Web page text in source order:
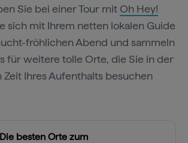
Sie bei einer Tour mit Oh Hey!
sich mit Ihrem netten lokalen Guide
fröhlichen Abend und sammeln
für weitere tolle Orte, die Sie in der
Ihres Aufenthalts besuchen
Die besten Orte zum